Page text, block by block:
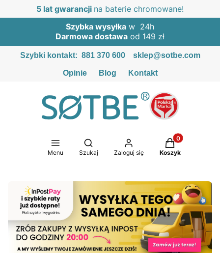
5 lat gwarancji na baterie chromowane!
Szybka wysyłka w 24h
Darmowa dostawa od 149 zł
Szybki kontakt: 881 370 600 sklep@sotbe.com
Opinie Blog Kontakt
Menu
Otwórz wyszukiwarkę
Szukaj Zaloguj się
Produkty w
Koszyk